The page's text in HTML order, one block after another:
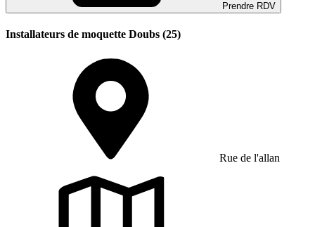
Prendre RDV
Installateurs de moquette Doubs (25)
Rue de l'allan